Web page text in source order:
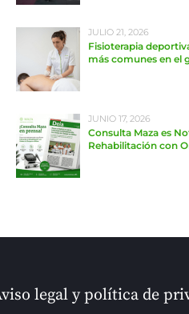
JULIO 21, 2026
Fisioterapia
más comunes en el
JUNIO 17, 2026
Consulta Maza es
Rehabilitación con
legal y política de